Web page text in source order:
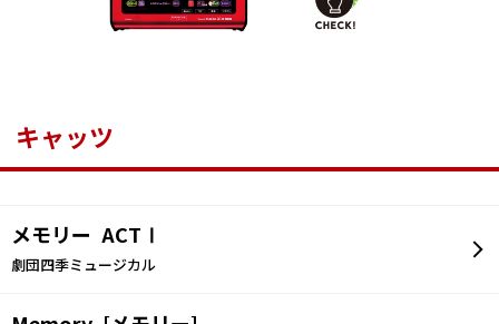
キャッツ
メモリー ACTⅠ
劇団四季ミュージカル